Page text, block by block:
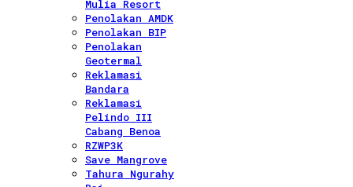
Mulia Resort
Penolakan AMDK
Penolakan BIP
Penolakan
Geotermal
Reklamasi
Bandara
Reklamasi
Pelindo III
Cabang Benoa
RZWP3K
Save Mangrove
Tahura Ngurahy